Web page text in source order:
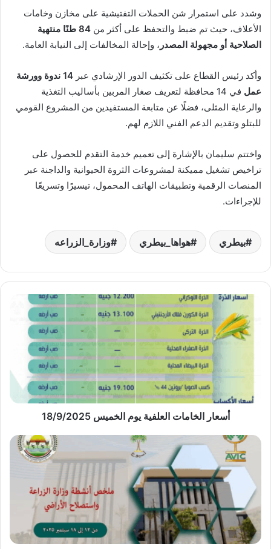
وشدد على استمرار شن الحملات التفتيشية على مخازن وخامات
الأعلاف، حيث تم ضبط والتحفظ على أكثر من
84 طنًا منتهية
الصلاحية أو مجهولة المصدر ، وإحالة المخالفات إلى النيابة العامة.
وأكد رئيس القطاع على تكثيف الدور الإرشادي عبر
14 ندوة وورشة
عمل
في 14 محافظة لتعريف صغار المربين بأساليب التغذية
والرعاية المثلى، فضلًا عن متابعة المستفيدين من المشروع القومي
للبتلو وتقديم الدعم الفني اللازم لهم.
واختتم سليمان بالإشارة إلى تعميم خدمة التقدم للحصول على
تراخيص تشغيل مميكنة لمشروعات الثروة الحيوانية والداجنة عبر
المنصات الرقمية وتطبيقات الهاتف المحمول، تيسيرًا وتسريعًا
للإجراءات.
بيطري هواها_بيطري وزارة_الزراعه
أسعار
الخامات
العلفية
يوم
أسعار الخامات العلفية يوم الخميس 18/9/2025
"الزراعة
اسبوع"
نشرة
الحصاد
رقم
265
لأنشطة
الوزارة